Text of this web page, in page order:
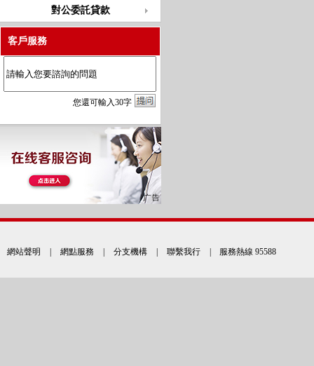
對公委託貸款
客戶服務
您還可輸入30字
網站聲明 網點服務 分支機構 聯繫我行 | 服務熱線 95588